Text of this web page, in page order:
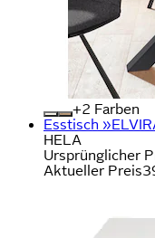
+
Farben
Esstisch
HELA
Ursprünglicher
Aktueller Preis